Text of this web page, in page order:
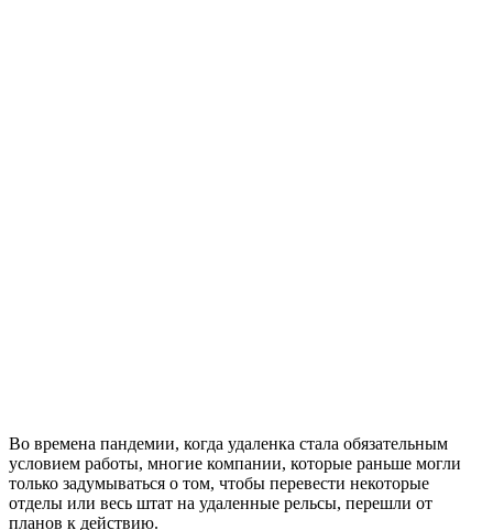
Во времена пандемии, когда удаленка стала обязательным
условием работы, многие компании, которые раньше могли
только задумываться о том, чтобы перевести некоторые
отделы или весь штат на удаленные рельсы, перешли от
планов к действию.